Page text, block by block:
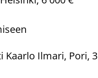
Kaarlo Ilmari, Pori,